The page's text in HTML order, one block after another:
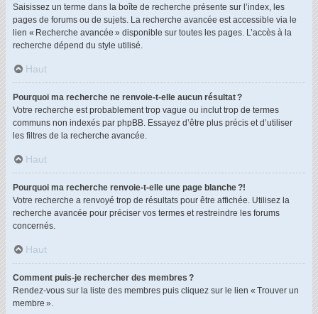
Saisissez un terme dans la boîte de recherche présente sur l’index, les
pages de forums ou de sujets. La recherche avancée est accessible via le
lien « Recherche avancée » disponible sur toutes les pages. L’accès à la
recherche dépend du style utilisé.
Haut
Pourquoi ma recherche ne renvoie-t-elle aucun résultat ?
Votre recherche est probablement trop vague ou inclut trop de termes
communs non indexés par phpBB. Essayez d’être plus précis et d’utiliser
les filtres de la recherche avancée.
Haut
Pourquoi ma recherche renvoie-t-elle une page blanche ?!
Votre recherche a renvoyé trop de résultats pour être affichée. Utilisez la
recherche avancée pour préciser vos termes et restreindre les forums
concernés.
Haut
Comment puis-je rechercher des membres ?
Rendez-vous sur la liste des membres puis cliquez sur le lien « Trouver un
membre ».